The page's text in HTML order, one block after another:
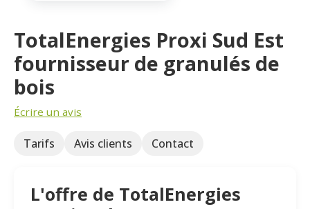
TotalEnergies Proxi Sud Est
fournisseur de granulés de
bois
Écrire un avis
Tarifs Avis clients Contact
L'offre de TotalEnergies